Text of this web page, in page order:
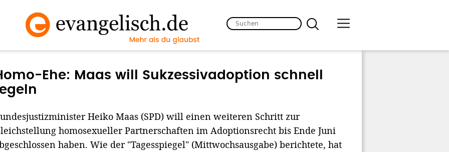
Ehe: Maas will Sukzessivadoption schnell
Heiko Maas (SPD) will einen weiteren Schritt zur
homosexueller Partnerschaften im Adoptionsrecht bis Ende Juni
haben. Wie der "Tagesspiegel" (Mittwochsausgabe) berichtete, hat